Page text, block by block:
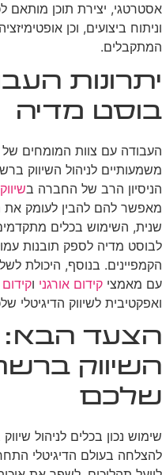
אסטרטגי, יצירת תוכן מותאם
וניתוח ביצועים, וכן
המתקבלים.
יתרונות
בוסט מדיה
העבודה עם צוות המומחים של
משמעותיים לניהול השיווק
הניסיון הרב של החברה ב
מאפשר להם להבין לעומק
שנית, השימוש בכלים
לבוסט מדיה לספק תובנות
הקמפיינים. בנוסף, היכולת
עם מאמצי קידום אורגני וקידום PPC
ואפקטיבית לשיווק הדיגיטלי
הצעד הבא:
השיווק
שלכם
שימוש נכון בכלים לניהול
להצלחה בעולם הדיגיטלי